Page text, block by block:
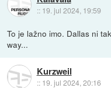
:: 19. jul 2024, 19:59
To je lažno imo. Dallas ni
way...
Kurzweil
:: 19. jul 2024, 20:16